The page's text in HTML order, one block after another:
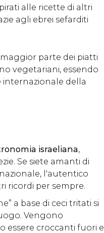
alle ricette di altri
agli ebrei sefarditi
parte dei piatti
vegetariani, essendo
internazionale della
israeliana,
Se siete amanti di
l'autentico
ricordi per sempre.
a base di ceci tritati si
Vengono
essere croccanti fuori e